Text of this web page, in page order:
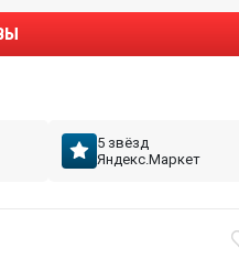
5 звёзд
Яндекс.Маркет